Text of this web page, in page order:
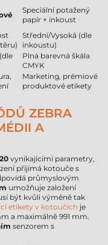
Speciální potažený
papír + inkoust
Střední/Vysoká (dle
inkoustu)
Plná barevná škála
CMYK
Marketing, prémiové
produktové etikety
ZEBRA
A
vynikajícími parametry,
přijímá kotouče s
průmyslovým
umožňuje založení
být kvůli výměně tak
etikety v kotoučích je
a maximálně 991 mm.
senzorem s